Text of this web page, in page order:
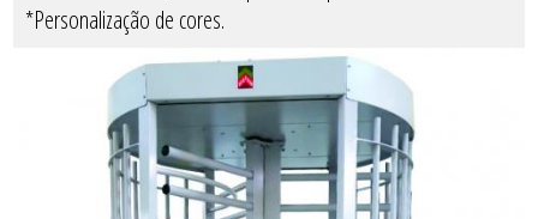
*Personalização de cores.